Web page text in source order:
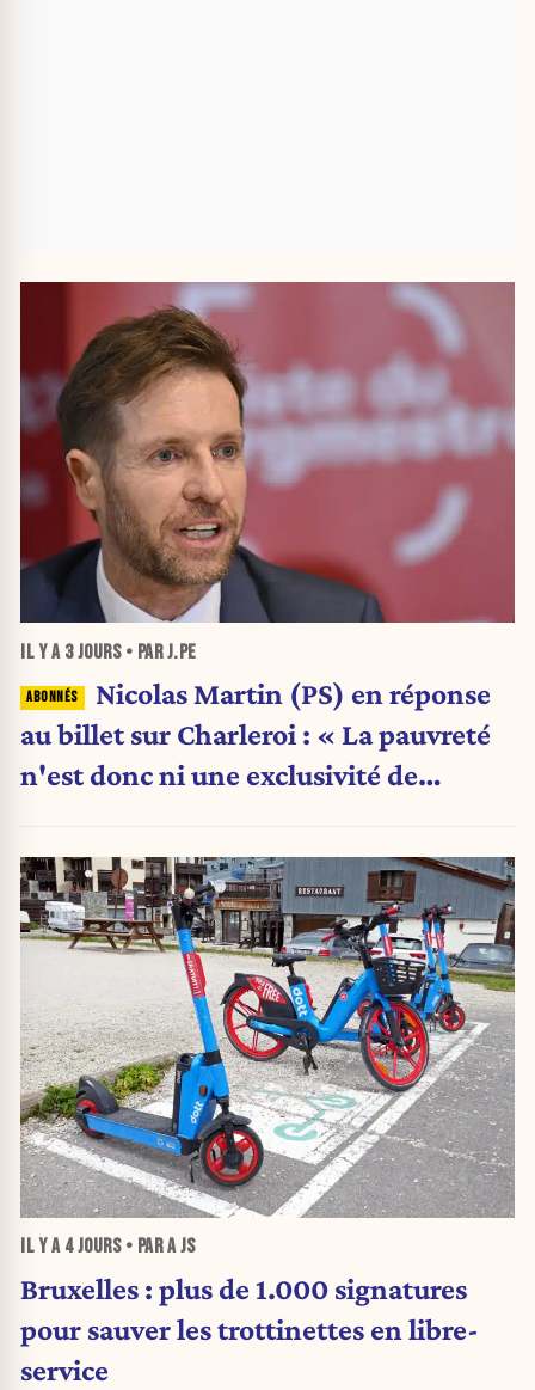
IL Y A 3 JOURS• PAR J.PE
Nicolas Martin (PS) en réponse
au billet sur Charleroi : « La pauvreté
n'est donc ni une exclusivité de
IL Y A 4 JOURS• PAR A JS
Bruxelles : plus de 1.000 signatures
pour sauver les trottinettes en libre-
service